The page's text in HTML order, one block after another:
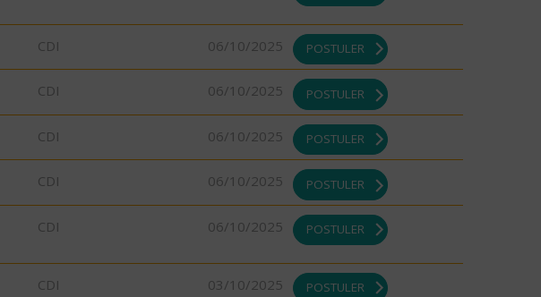
CDI 06/10/2025 POSTULER
CDI 06/10/2025 POSTULER
CDI 06/10/2025 POSTULER
CDI 06/10/2025 POSTULER
CDI 06/10/2025 POSTULER
CDI 03/10/2025 POSTULER